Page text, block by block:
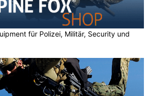
für Polizei, Militär, Security und